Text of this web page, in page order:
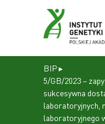
BIP▸
5/GB/2023 –
sukcesywna
laboratoryjnych,
laboratoryjnego